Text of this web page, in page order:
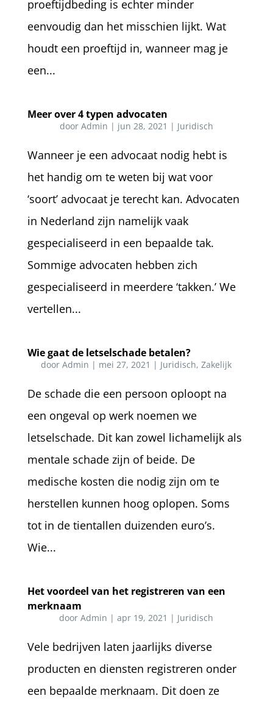
proeftijdbeding is echter minder
eenvoudig dan het misschien lijkt. Wat
houdt een proeftijd in, wanneer mag je
een...
Meer over 4 typen advocaten
door Admin | jun 28, 2021 | Juridisch
Wanneer je een advocaat nodig hebt is
het handig om te weten bij wat voor
‘soort’ advocaat je terecht kan. Advocaten
in Nederland zijn namelijk vaak
gespecialiseerd in een bepaalde tak.
Sommige advocaten hebben zich
gespecialiseerd in meerdere ‘takken.’ We
vertellen...
Wie gaat de letselschade betalen?
doorAdmin | mei 27, 2021 | Juridisch,Zakelijk
De schade die een persoon oploopt na
een ongeval op werk noemen we
letselschade. Dit kan zowel lichamelijk als
mentale schade zijn of beide. De
medische kosten die nodig zijn om te
herstellen kunnen hoog oplopen. Soms
tot in de tientallen duizenden euro’s.
Wie...
Het voordeel van het registreren van een
merknaam
doorAdmin |apr 19, 2021 | Juridisch
Vele bedrijven laten jaarlijks diverse
producten en diensten registreren onder
een bepaalde merknaam. Dit doen ze